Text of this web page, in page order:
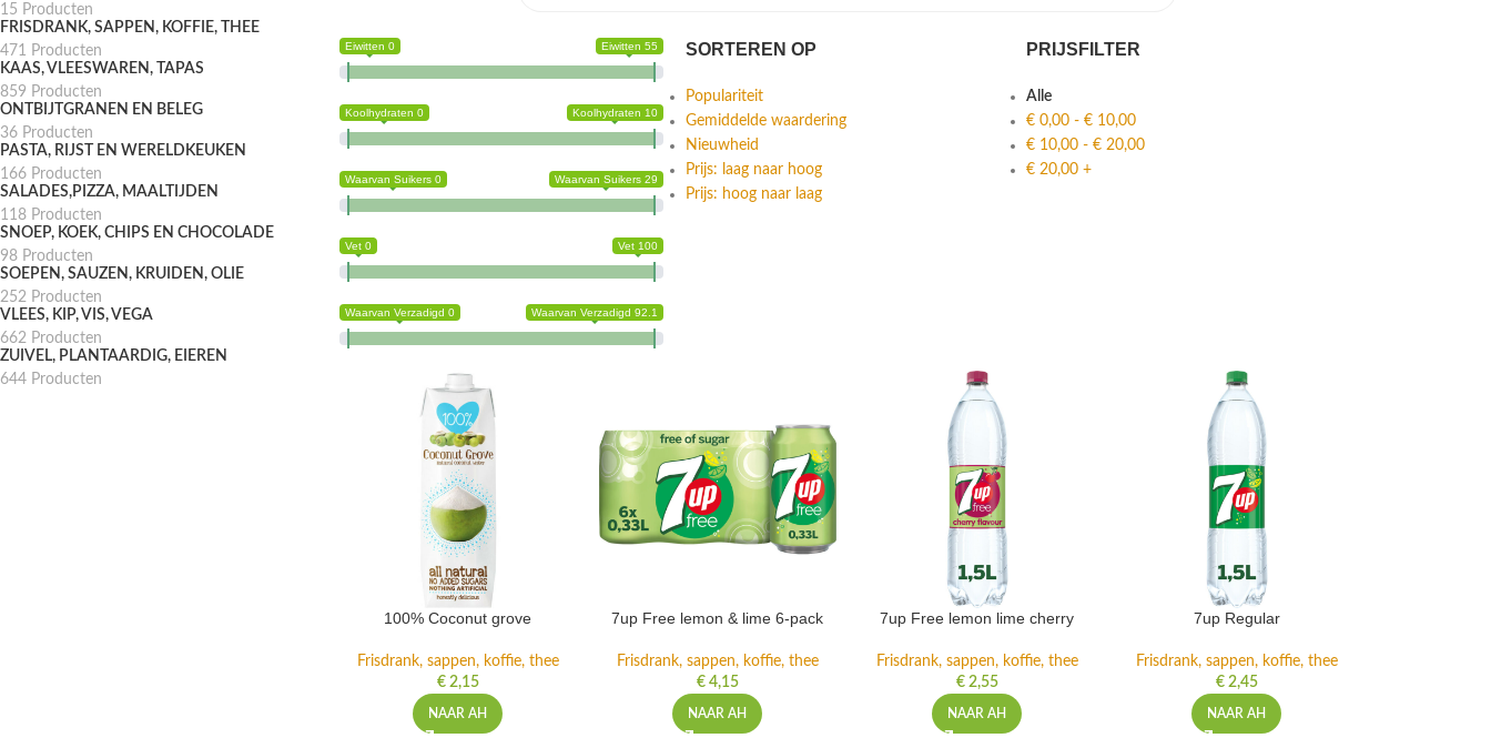
15 Producten
FRISDRANK, SAPPEN, KOFFIE, THEE
471 Producten
KAAS, VLEESWAREN, TAPAS
859 Producten
ONTBIJTGRANEN EN BELEG
36 Producten
PASTA, RIJST EN WERELDKEUKEN
166 Producten
SALADES,PIZZA, MAALTIJDEN
118 Producten
SNOEP, KOEK, CHIPS EN CHOCOLADE
98 Producten
SOEPEN, SAUZEN, KRUIDEN, OLIE
252 Producten
VLEES, KIP, VIS, VEGA
662 Producten
ZUIVEL, PLANTAARDIG, EIEREN
644 Producten
Eiwitten 0 Eiwitten 55
Koolhydraten 0 Koolhydraten 10
Waarvan Suikers 0 Waarvan Suikers 29
Vet 0 Vet 100
Waarvan Verzadigd 0 Waarvan Verzadigd 92.1
SORTEREN OP
Populariteit
Gemiddelde waardering
Nieuwheid
Prijs: laag naar hoog
Prijs: hoog naar laag
PRIJSFILTER
Alle
€0,00- €10,00
€10,00- €20,00
€20,00+
100% Coconut grove
Frisdrank, sappen, koffie, thee
€2,15
NAAR AH
7up Free lemon & lime 6-pack
Frisdrank, sappen, koffie, thee
€4,15
NAAR AH
7up Free lemon lime cherry
Frisdrank, sappen, koffie, thee
€2,55
NAAR AH
7up Regular
Frisdrank, sappen, koffie, thee
€2,45
NAAR AH